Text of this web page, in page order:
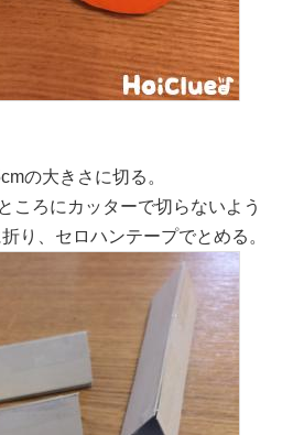
の大きさに切る。
ころにカッターで切らないよう
り、セロハンテープでとめる。